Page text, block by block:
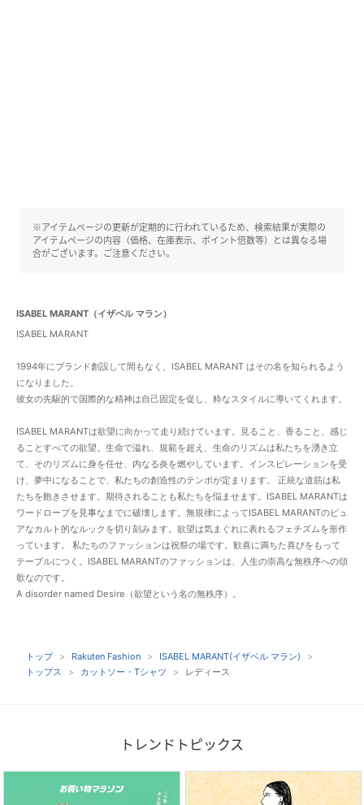
※アイテムページの更新が定期的に行われているため、検索結果が実際の
アイテムページの内容（価格、在庫表示、ポイント倍数等）とは異なる場
合がございます。ご注意ください。
ISABEL MARANT（イザベル マラン）
ISABEL MARANT
1994年にブランド創設して間もなく、ISABEL MARANT はその名を知られるよう
になりました。
彼女の先駆的で国際的な精神は自己固定を促し、粋なスタイルに導いてくれます。
ISABEL MARANTは欲望に向かって走り続けています。見ること、香ること、感じ
ることすべての欲望。生命で溢れ、規範を超え、生命のリズムは私たちを湧き立
て、そのリズムに身を任せ、内なる炎を燃やしています。インスピレーションを受
け、夢中になることで、私たちの創造性のテンポが定まります。 正統な道筋は私
たちを飽きさせます。期待されることも私たちを悩ませます。ISABEL MARANTは
ワードローブを見事なまでに破壊します。無規律によってISABEL MARANTのピュ
アなカルト的なルックを切り刻みます。欲望は気まぐれに表れるフェチズムを形作
っています。 私たちのファッションは祝祭の場です。歓喜に満ちた喜びをもって
テーブルにつく。ISABEL MARANTのファッションは、人生の崇高な無秩序への頌
歌なのです。
A disorder named Desire（欲望という名の無秩序）。
トップ Rakuten Fashion
ISABEL MARANT(イザベル マラン)
トップス
カットソー・Tシャツ レディース
トレンドトピックス